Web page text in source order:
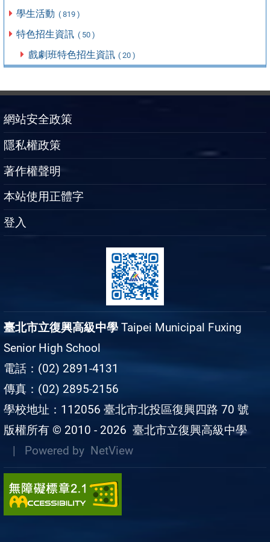
學生活動 ( 819 )
特色招生資訊 ( 50 )
戲劇班特色招生資訊 ( 20 )
網站安全政策
隱私權政策
著作權聲明
本站使用正體字
登入
臺北市立復興高級中學 Taipei Municipal Fuxing
Senior High School
電話：(02) 2891-4131
傳真：(02) 2895-2156
學校地址：112056 臺北市北投區復興四路 70 號
版權所有 © 2010 - 2026 臺北市立復興高級中學
| Powered by NetView